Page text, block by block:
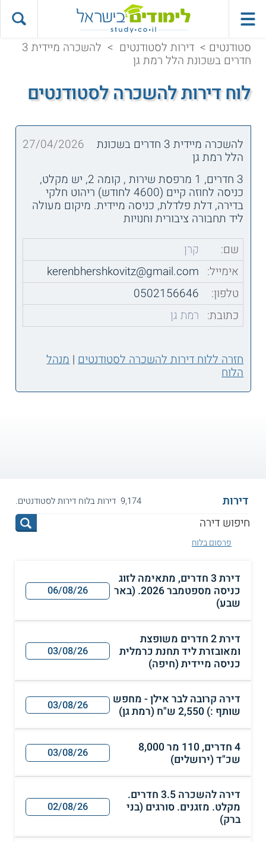
סטודנטים > דירות לסטודנטים > להשכרה מיידית 3
חדרים בשכונת הלל רמת גן
לוח דירות להשכרה לסטודנטים
להשכרה מיידית 3 חדרים בשכונת
הלל רמת גן
27/04/2026
3 חדרים, 1 מרפסת שירות , קומה 2, יש מקלט,
כניסה לחוזה קיים (4600 לחודש) ריהוט חלקי
בדירה, דלת פלדלת, כניסה מיידית. מיקום מעולה
ליד תחבורה ציבורית וחנויות
שם:
קרן
אימייל: kerenbhershkovitz@gmail.com
טלפון:
0502156646
כתובת: רמת גן
חזרה ללוח דירות להשכרה לסטודנטים|מנהל
הלוח
דירות 9,174 דירות בלוח דירות לסטודנטים.
פרסום בלוח
דירת 3 חדרים, מתאימה לזוג
כניסה מספטמבר 2026. (באר
שבע)
06/08/26
דירת 2 חדרים משופצת
ומאובזרת ליד תחנת כרמלית
כניסה מיידית (חיפה)
03/08/26
דירה קרובה לבר אילן - מחפש
שותף :) 2,550 ש"ח (רמת גן)
03/08/26
4 חדרים, 110 מר 8,000
שכ"ד (ירושלים)
03/08/26
דירה להשכרה 3.5 חדרים.
מקלט. מזגנים. סורגים (בני
ברק)
02/08/26